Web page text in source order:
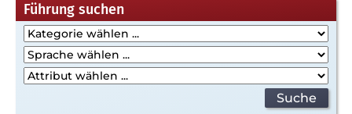
Führung suchen